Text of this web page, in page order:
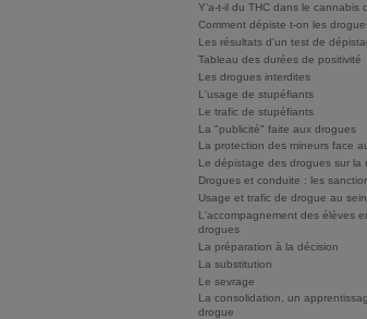
Y’a-t-il du THC dans le cannabis
Comment dépiste t-on les
Les résultats d'un test de
Tableau des durées de positivité
Les drogues interdites
L'usage de stupéfiants
Le trafic de stupéfiants
La "publicité" faite aux drogues
La protection des mineurs face
Le dépistage des drogues sur la
Drogues et conduite : les
Usage et trafic de drogue au
L'accompagnement des élèves
drogues
La préparation à la décision
La substitution
Le sevrage
La consolidation, un
drogue